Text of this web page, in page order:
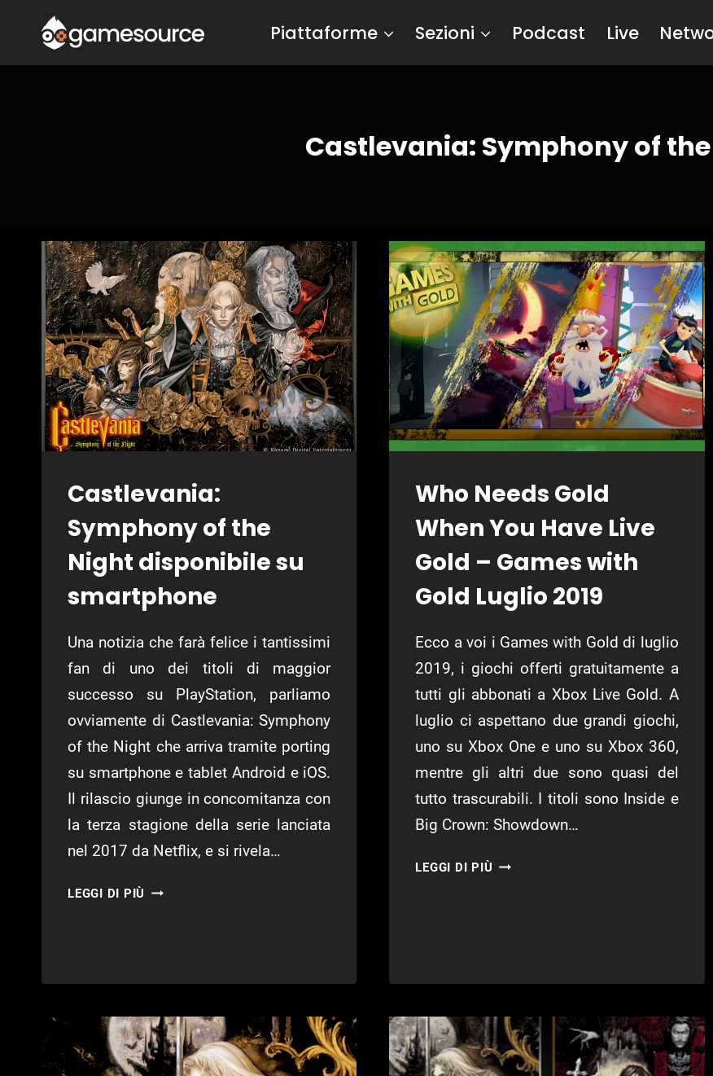
contenuto
Piattaforme Sezioni Podcast Live
Castlevania: Symphony of
Castlevania:
Symphony of the
Night disponibile su
smartphone
Una notizia che farà felice i tantissimi
fan di uno dei titoli di maggior
successo su PlayStation, parliamo
ovviamente di Castlevania: Symphony
of the Night che arriva tramite porting
su smartphone e tablet Android e iOS.
Il rilascio giunge in concomitanza con
la terza stagione della serie lanciata
nel 2017 da Netflix, e si rivela…
LEGGI DI PIÙ CASTLEVANIA:
SMARTPHONE
Who Needs Gold
When You Have Live
Gold – Games with
Gold Luglio 2019
Ecco a voi i Games with Gold di luglio
2019, i giochi offerti gratuitamente a
tutti gli abbonati a Xbox Live Gold. A
luglio ci aspettano due grandi giochi,
uno su Xbox One e uno su Xbox 360,
mentre gli altri due sono quasi del
tutto trascurabili. I titoli sono Inside e
Big Crown: Showdown…
LEGGI DI PIÙ WHO
LIVE
–
GAMES
WITH